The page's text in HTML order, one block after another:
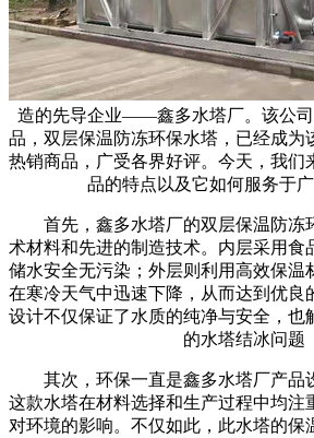
造的先导企业——鑫多水塔厂。该公
品，双层保温防冻环保水塔，已经成为
热销商品，广受各界好评。今天，我们
品的特点以及它如何服务于
首先，鑫多水塔厂的双层保温防冻
术材料和先进的制造技术。内层采用食
储水安全无污染；外层则利用高效保温
在寒冷天气中迅速下降，从而达到优良
设计不仅保证了水质的纯净与安全，也
的水塔结冰问题
其次，环保一直是鑫多水塔厂产品
这款水塔在材料选择和生产过程中均注
对环境的影响。不仅如此，此水塔的保